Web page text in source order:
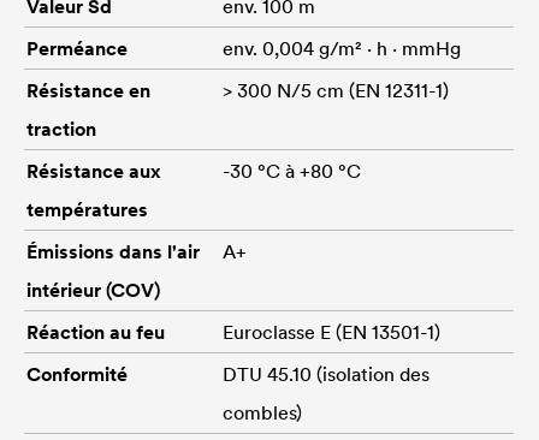
Valeur Sd
env. 100 m
Perméance
env. 0,004 g/m² · h · mmHg
Résistance en
traction
> 300 N/5 cm (EN 12311-1)
Résistance aux
températures
-30 °C à +80 °C
Émissions dans l'air
intérieur (COV)
A+
Réaction au feu
Euroclasse E (EN 13501-1)
Conformité
DTU 45.10 (isolation des
combles)